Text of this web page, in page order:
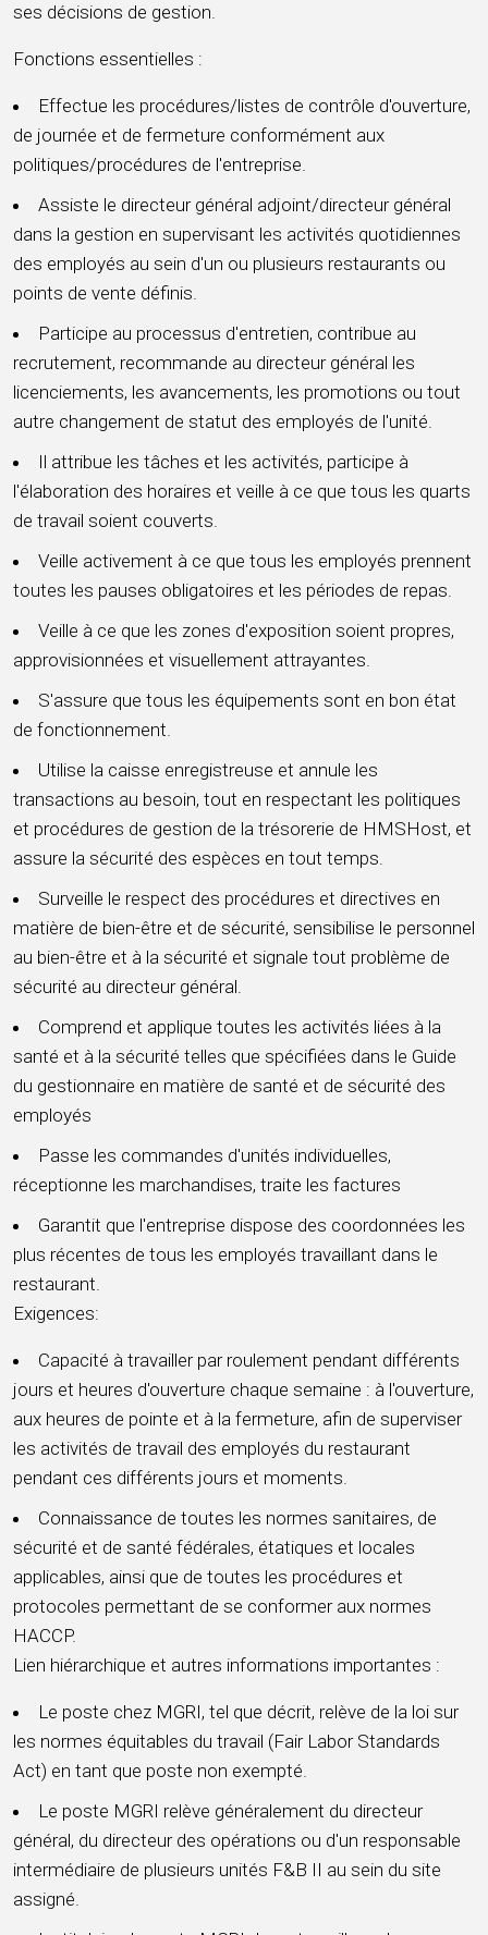
ses décisions de gestion.
Fonctions essentielles :
Effectue les procédures/listes de contrôle d'ouverture,
de journée et de fermeture conformément aux
politiques/procédures de l'entreprise.
Assiste le directeur général adjoint/directeur général
dans la gestion en supervisant les activités quotidiennes
des employés au sein d'un ou plusieurs restaurants ou
points de vente définis.
Participe au processus d'entretien, contribue au
recrutement, recommande au directeur général les
licenciements, les avancements, les promotions ou tout
autre changement de statut des employés de l'unité.
Il attribue les tâches et les activités, participe à
l'élaboration des horaires et veille à ce que tous les quarts
de travail soient couverts.
Veille activement à ce que tous les employés prennent
toutes les pauses obligatoires et les périodes de repas.
Veille à ce que les zones d'exposition soient propres,
approvisionnées et visuellement attrayantes.
S'assure que tous les équipements sont en bon état
de fonctionnement.
Utilise la caisse enregistreuse et annule les
transactions au besoin, tout en respectant les politiques
et procédures de gestion de la trésorerie de HMSHost, et
assure la sécurité des espèces en tout temps.
Surveille le respect des procédures et directives en
matière de bien-être et de sécurité, sensibilise le personnel
au bien-être et à la sécurité et signale tout problème de
sécurité au directeur général.
Comprend et applique toutes les activités liées à la
santé et à la sécurité telles que spécifiées dans le Guide
du gestionnaire en matière de santé et de sécurité des
employés
Passe les commandes d'unités individuelles,
réceptionne les marchandises, traite les factures
Garantit que l'entreprise dispose des coordonnées les
plus récentes de tous les employés travaillant dans le
restaurant.
Exigences:
Capacité à travailler par roulement pendant différents
jours et heures d'ouverture chaque semaine : à l'ouverture,
aux heures de pointe et à la fermeture, afin de superviser
les activités de travail des employés du restaurant
pendant ces différents jours et moments.
Connaissance de toutes les normes sanitaires, de
sécurité et de santé fédérales, étatiques et locales
applicables, ainsi que de toutes les procédures et
protocoles permettant de se conformer aux normes
HACCP.
Lien hiérarchique et autres informations importantes :
Le poste chez MGRI, tel que décrit, relève de la loi sur
les normes équitables du travail (Fair Labor Standards
Act) en tant que poste non exempté.
Le poste MGRI relève généralement du directeur
général, du directeur des opérations ou d'un responsable
intermédiaire de plusieurs unités F&B II au sein du site
assigné.